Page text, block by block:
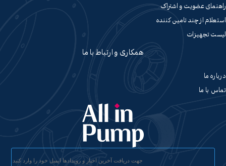
راهنمای عضویت و اشتراک
استعلام از چند تامین کننده
لیست تجهیزات
همکاری و ارتباط با ما
درباره ما
تماس با ما